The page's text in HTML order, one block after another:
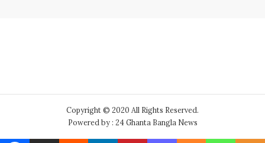
Copyright © 2020 All Rights Reserved.
Powered by : 24 Ghanta Bangla News